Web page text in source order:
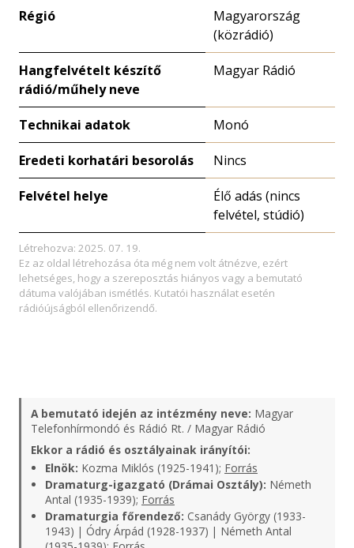
Régió
Magyarország
(közrádió)
Hangfelvételt készítő
rádió/műhely neve
Magyar Rádió
Technikai adatok Monó
Eredeti korhatári besorolás Nincs
Felvétel helye
Élő adás (nincs
felvétel, stúdió)
Létrehozva: 2025. 07. 19.
Ez az oldal létrehozása óta még nem volt átnézve, ezért
lehetséges, hogy a szereposztás hiányos vagy a bemutató
dátuma valójában ismétlés. Kutatói használat esetén
rádióújságból ellenőrizendő.
A bemutató idején az intézmény neve: Magyar
Telefonhírmondó és Rádió Rt. / Magyar Rádió
Ekkor a rádió és osztályainak irányítói:
Elnök: Kozma Miklós (1925-1941); Forrás
Dramaturg-igazgató (Drámai Osztály): Németh
Antal (1935-1939); Forrás
Dramaturgia főrendező: Csanády György (1933-
1943) | Ódry Árpád (1928-1937) | Németh Antal